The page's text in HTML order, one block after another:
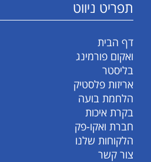
תפריט ניווט
דף הבית
ואקום פורמינג
בליסטר
אריזות פלסטיק
הלחמת בועה
בקרת איכות
חברת ואקו-פק
הלקוחות שלנו
צור קשר